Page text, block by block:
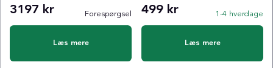
3197 kr Forespørgsel
Læs mere
499 kr 1-4 hverdage
Læs mere